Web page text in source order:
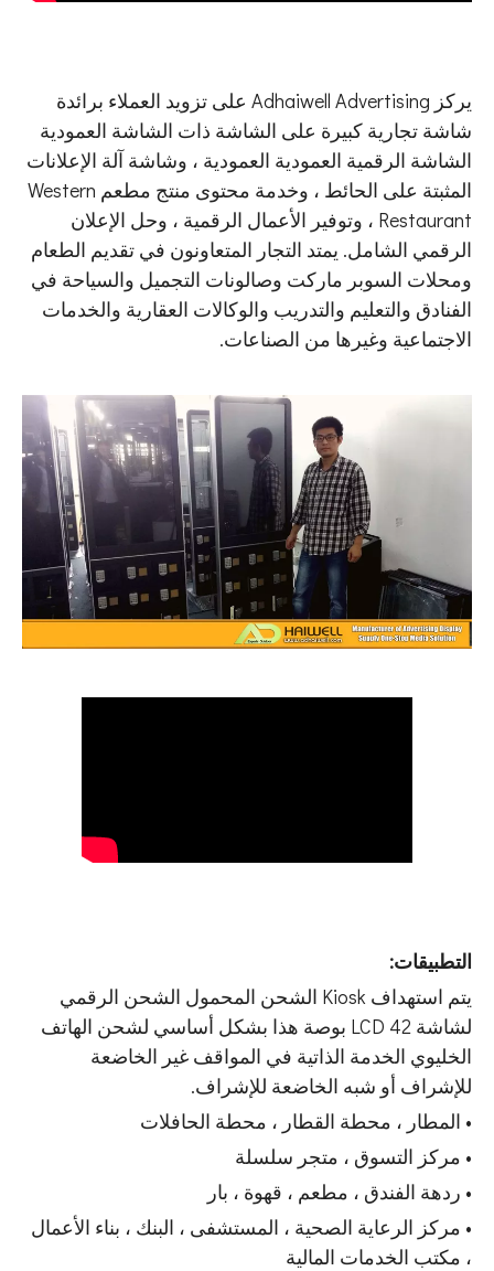
يركز Adhaiwell Advertising على تزويد العملاء برائدة
شاشة تجارية كبيرة على الشاشة ذات الشاشة العمودية
الشاشة الرقمية العمودية العمودية ، وشاشة آلة الإعلانات
المثبتة على الحائط ، وخدمة محتوى منتج مطعم Western
Restaurant ، وتوفير الأعمال الرقمية ، وحل الإعلان
الرقمي الشامل. يمتد التجار المتعاونون في تقديم الطعام
ومحلات السوبر ماركت وصالونات التجميل والسياحة في
الفنادق والتعليم والتدريب والوكالات العقارية والخدمات
الاجتماعية وغيرها من الصناعات.
التطبيقات:
يتم استهداف Kiosk الشحن المحمول الشحن الرقمي
لشاشة LCD 42 بوصة هذا بشكل أساسي لشحن الهاتف
الخليوي الخدمة الذاتية في المواقف غير الخاضعة
للإشراف أو شبه الخاضعة للإشراف.
• المطار ، محطة القطار ، محطة الحافلات
• مركز التسوق ، متجر سلسلة
• ردهة الفندق ، مطعم ، قهوة ، بار
• مركز الرعاية الصحية ، المستشفى ، البنك ، بناء الأعمال
، مكتب الخدمات المالية